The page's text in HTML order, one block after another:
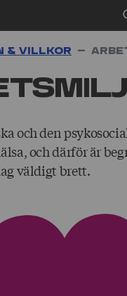
& villkor
och den
och därför är
väldigt brett.